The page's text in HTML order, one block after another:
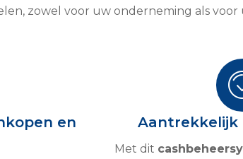
zowel voor uw onderneming als voor
en
Aantrekkelijk
Met dit